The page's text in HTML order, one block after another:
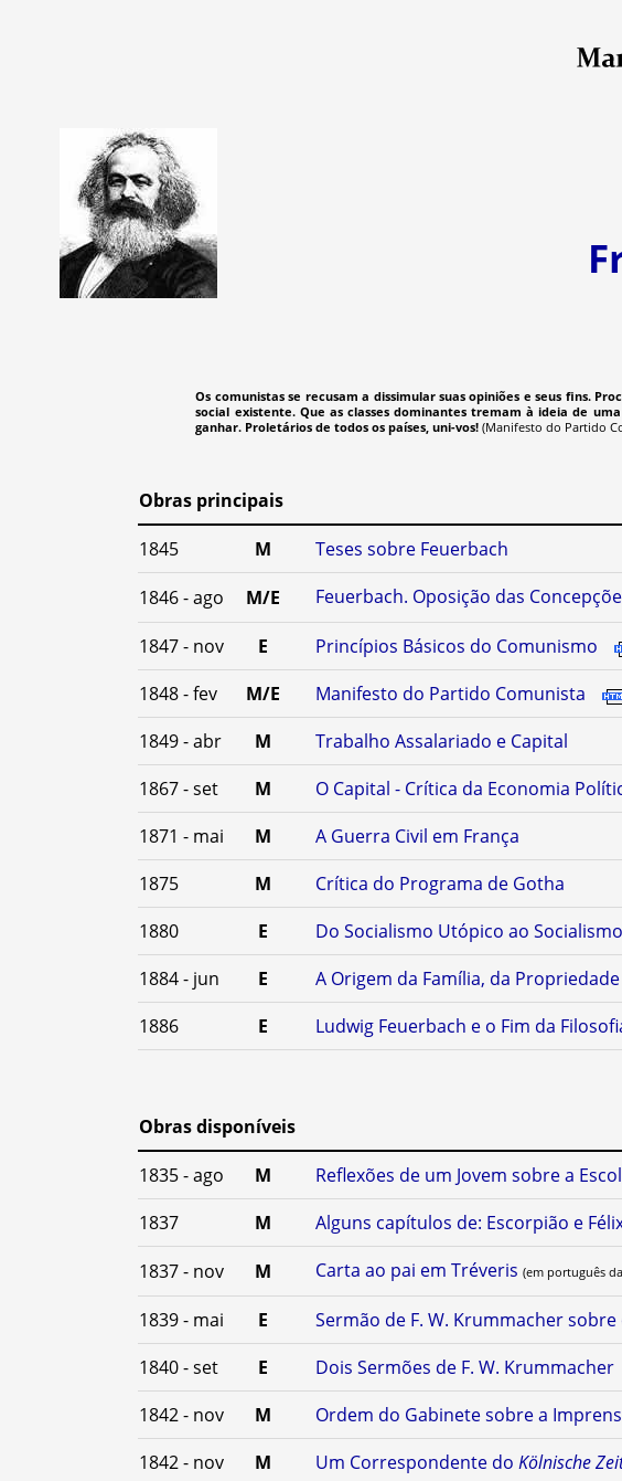
Os comunistas se recusam a dissimular suas opiniões e seus fins.
social existente. Que as classes dominantes tremam à ideia de
ganhar. Proletários de todos os países, uni-vos! (Manifesto do Partido
Obras principais
1845
M
Teses sobre Feuerbach
1846 - ago
M/E Feuerbach. Oposição das
1847 - nov E Princípios Básicos do Comunismo
1848 - fev
M/E Manifesto do Partido Comunista
1849 - abr
M
Trabalho Assalariado e Capital
1867 - set
M
O Capital - Crítica da Economia
1871 - mai
M
A Guerra Civil em França
1875
M
Crítica do Programa de Gotha
1880
E Do Socialismo Utópico ao
1884 - jun
E A Origem da Família, da
1886
E Ludwig Feuerbach e o Fim da
Obras disponíveis
1835 - ago
M
Reflexões de um Jovem sobre a
1837
M
Alguns capítulos de: Escorpião e
1837 - nov
M Carta ao pai em Tréveris (em português
1839 - mai E
Sermão de F. W. Krummacher sobre
1840 - set
E
Dois Sermões de F. W. Krummacher
1842 - nov
M
Ordem do Gabinete sobre a
1842 - nov
M Um Correspondente do Kölnische